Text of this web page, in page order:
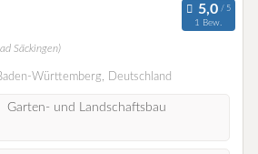
1 Bew.
Säckingen)
Württemberg, Deutschland
Garten- und Landschaftsbau